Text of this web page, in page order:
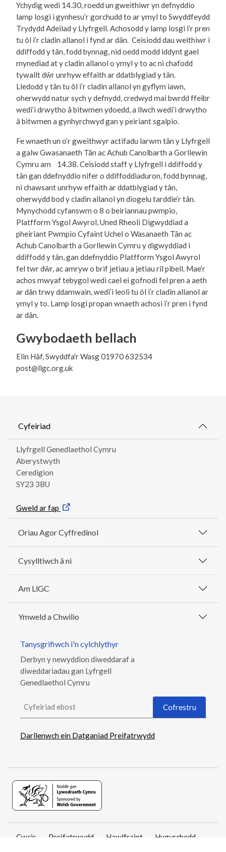
Ychydig wedi 14.30, roedd un gweithiwr yn defnyddio
lamp losgi i gynhesu’r gorchudd to ar ymyl to Swyddfeydd
Trydydd Adeilad y Llyfrgell. Achosodd y lamp losgi i’r pren
tu ôl i’r cladin allanol i fynd ar dân. Ceisiodd dau weithiwr i
ddiffodd y tân, fodd bynnag, nid oedd modd iddynt gael
mynediad at y cladin allanol o ymyl y to ac ni chafodd
tywallt dŵr unrhyw effaith ar ddatblygiad y tân.
Lledodd y tân tu ôl i’r cladin allanol yn gyflym iawn,
oherwydd natur sych y defnydd, credwyd mai bwrdd ffeibr
wedi’i drwytho â bitwmen ydoedd, a llwch wedi’i drwytho
â bitwmen a gynhyrchwyd gan y peiriant sgalpio.
Fe wnaeth un o’r gweithwyr actifadu larwm tân y Llyfrgell
a galw Gwasanaeth Tân ac Achub Canolbarth a Gorllewin
Cymru am 14.38. Ceisiodd staff y Llyfrgell i ddiffodd y
tân gan ddefnyddio nifer o ddiffoddiaduron, fodd bynnag,
ni chawsant unrhyw effaith ar ddatblygiad y tân,
oherwydd bod y cladin allanol yn diogelu tarddle’r tân.
Mynychodd cyfanswm o 8 o beiriannau pwmpio,
Platfform Ysgol Awyrol, Uned Rheoli Digwyddiad a
pheiriant Pwmpio Cyfaint Uchel o Wasanaeth Tân ac
Achub Canolbarth a Gorllewin Cymru y digwyddiad i
ddiffodd y tân, gan ddefnyddio Platfform Ysgol Awyrol
fel twr dŵr, ac amryw o brif jetiau a jetiau rîl pibell. Mae’r
achos mwyaf tebygol wedi cael ei gofnodi fel pren a aeth
ar dân trwy ddamwain, wedi’i leoli tu ôl i’r cladin allanol ar
ymyl y to. Lamp losgi propan wnaeth achosi i’r pren i fynd
ar dân.
Gwybodaeth bellach
Elin Hâf, Swyddfa'r Wasg 01970 632534
post@llgc.org.uk
Cyfeiriad
Llyfrgell Genedlaethol Cymru
Aberystwyth
Ceredigion
SY23 3BU
Gweld ar fap
Oriau Agor Cyffredinol
Cysylltiwch â ni
Am LlGC
Ymweld a Chwilio
Tanysgrifiwch i'n cylchlythyr
Derbyn y newyddion diweddaraf a
diweddariadau gan Lyfrgell
Genedlaethol Cymru
Cofrestru
Darllenwch ein Datganiad Preifatrwydd
Cwcis Preifatrwydd Hawlfraint Hygyrchedd